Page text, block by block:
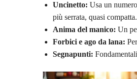
Uncinetto: Usa un
più serrata, quasi compatta.
Anima del manico: Un
Forbici e ago da lana:
Segnapunti: